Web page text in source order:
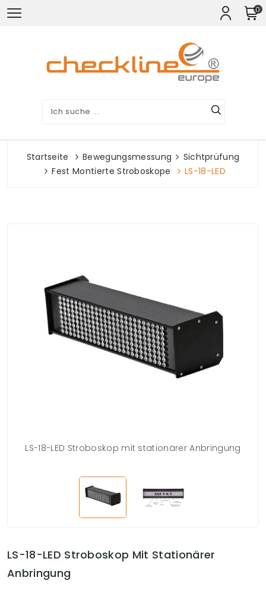
0
Startseite Bewegungsmessung
Sichtprüfung
Fest Montierte Stroboskope
LS-18-LED
LS-18-LED Stroboskop mit stationärer Anbringung
LS-18-LED Stroboskop Mit Stationärer
Anbringung